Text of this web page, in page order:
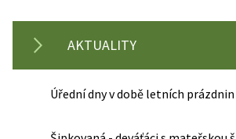
AKTUALITY
Úřední dny v době letních prázdnin